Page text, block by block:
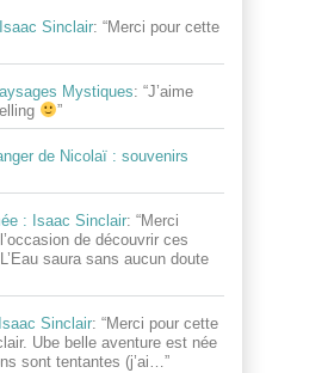
Sinclair: “Merci pour cette
Mystiques: “J’aime
”
de Nicolaï : souvenirs
: Isaac Sinclair: “Merci
de découvrir ces
saura sans aucun doute
Sinclair: “Merci pour cette
Ube belle aventure est née
sont tentantes (j’ai…”